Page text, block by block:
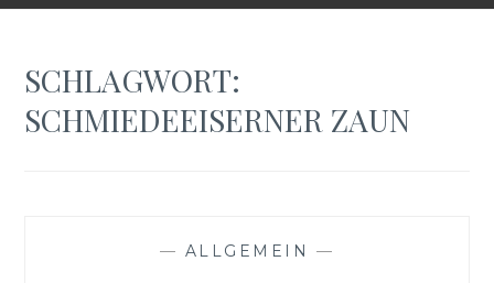
SCHLAGWORT:
SCHMIEDEEISERNER ZAUN
— ALLGEMEIN —